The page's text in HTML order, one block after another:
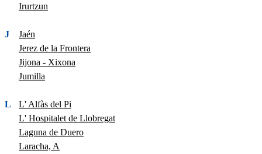
Irurtzun
J
Jaén
Jerez de la Frontera
Jijona - Xixona
Jumilla
L
L' Alfàs del Pi
L' Hospitalet de Llobregat
Laguna de Duero
Laracha, A